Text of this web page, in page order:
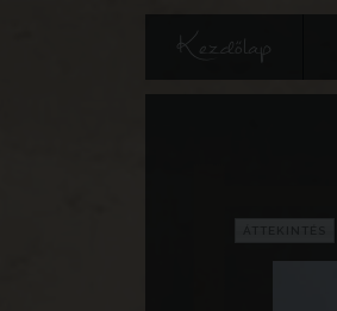
Kezdőlap